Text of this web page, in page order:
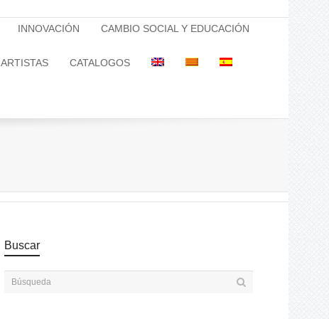
INNOVACIÓN CAMBIO SOCIAL Y EDUCACIÓN
ARTISTAS CATALOGOS
Buscar